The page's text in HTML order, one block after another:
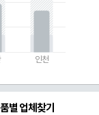
인천
별 업체찾기